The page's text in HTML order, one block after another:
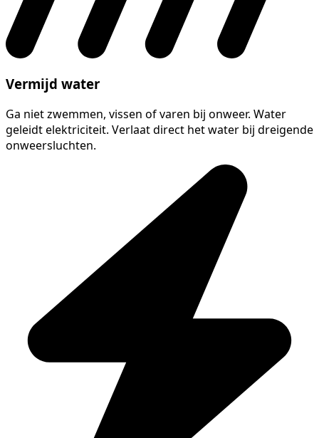
Vermijd water
Ga niet zwemmen, vissen of varen bij onweer. Water
geleidt elektriciteit. Verlaat direct het water bij dreigende
onweersluchten.